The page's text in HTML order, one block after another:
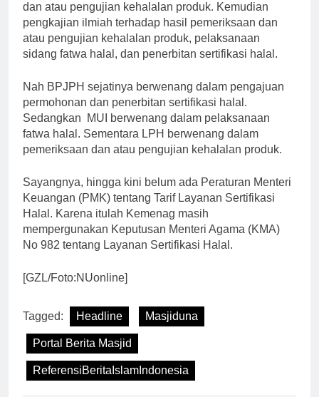
dan atau pengujian kehalalan produk. Kemudian
pengkajian ilmiah terhadap hasil pemeriksaan dan
atau pengujian kehalalan produk, pelaksanaan
sidang fatwa halal, dan penerbitan sertifikasi halal.
Nah BPJPH sejatinya berwenang dalam pengajuan
permohonan dan penerbitan sertifikasi halal.
Sedangkan MUI berwenang dalam pelaksanaan
fatwa halal. Sementara LPH berwenang dalam
pemeriksaan dan atau pengujian kehalalan produk.
Sayangnya, hingga kini belum ada Peraturan Menteri
Keuangan (PMK) tentang Tarif Layanan Sertifikasi
Halal. Karena itulah Kemenag masih
mempergunakan Keputusan Menteri Agama (KMA)
No 982 tentang Layanan Sertifikasi Halal.
[GZL/Foto:NUonline]
Tagged: Headline Masjiduna
Portal Berita Masjid
ReferensiBeritaIslamIndonesia